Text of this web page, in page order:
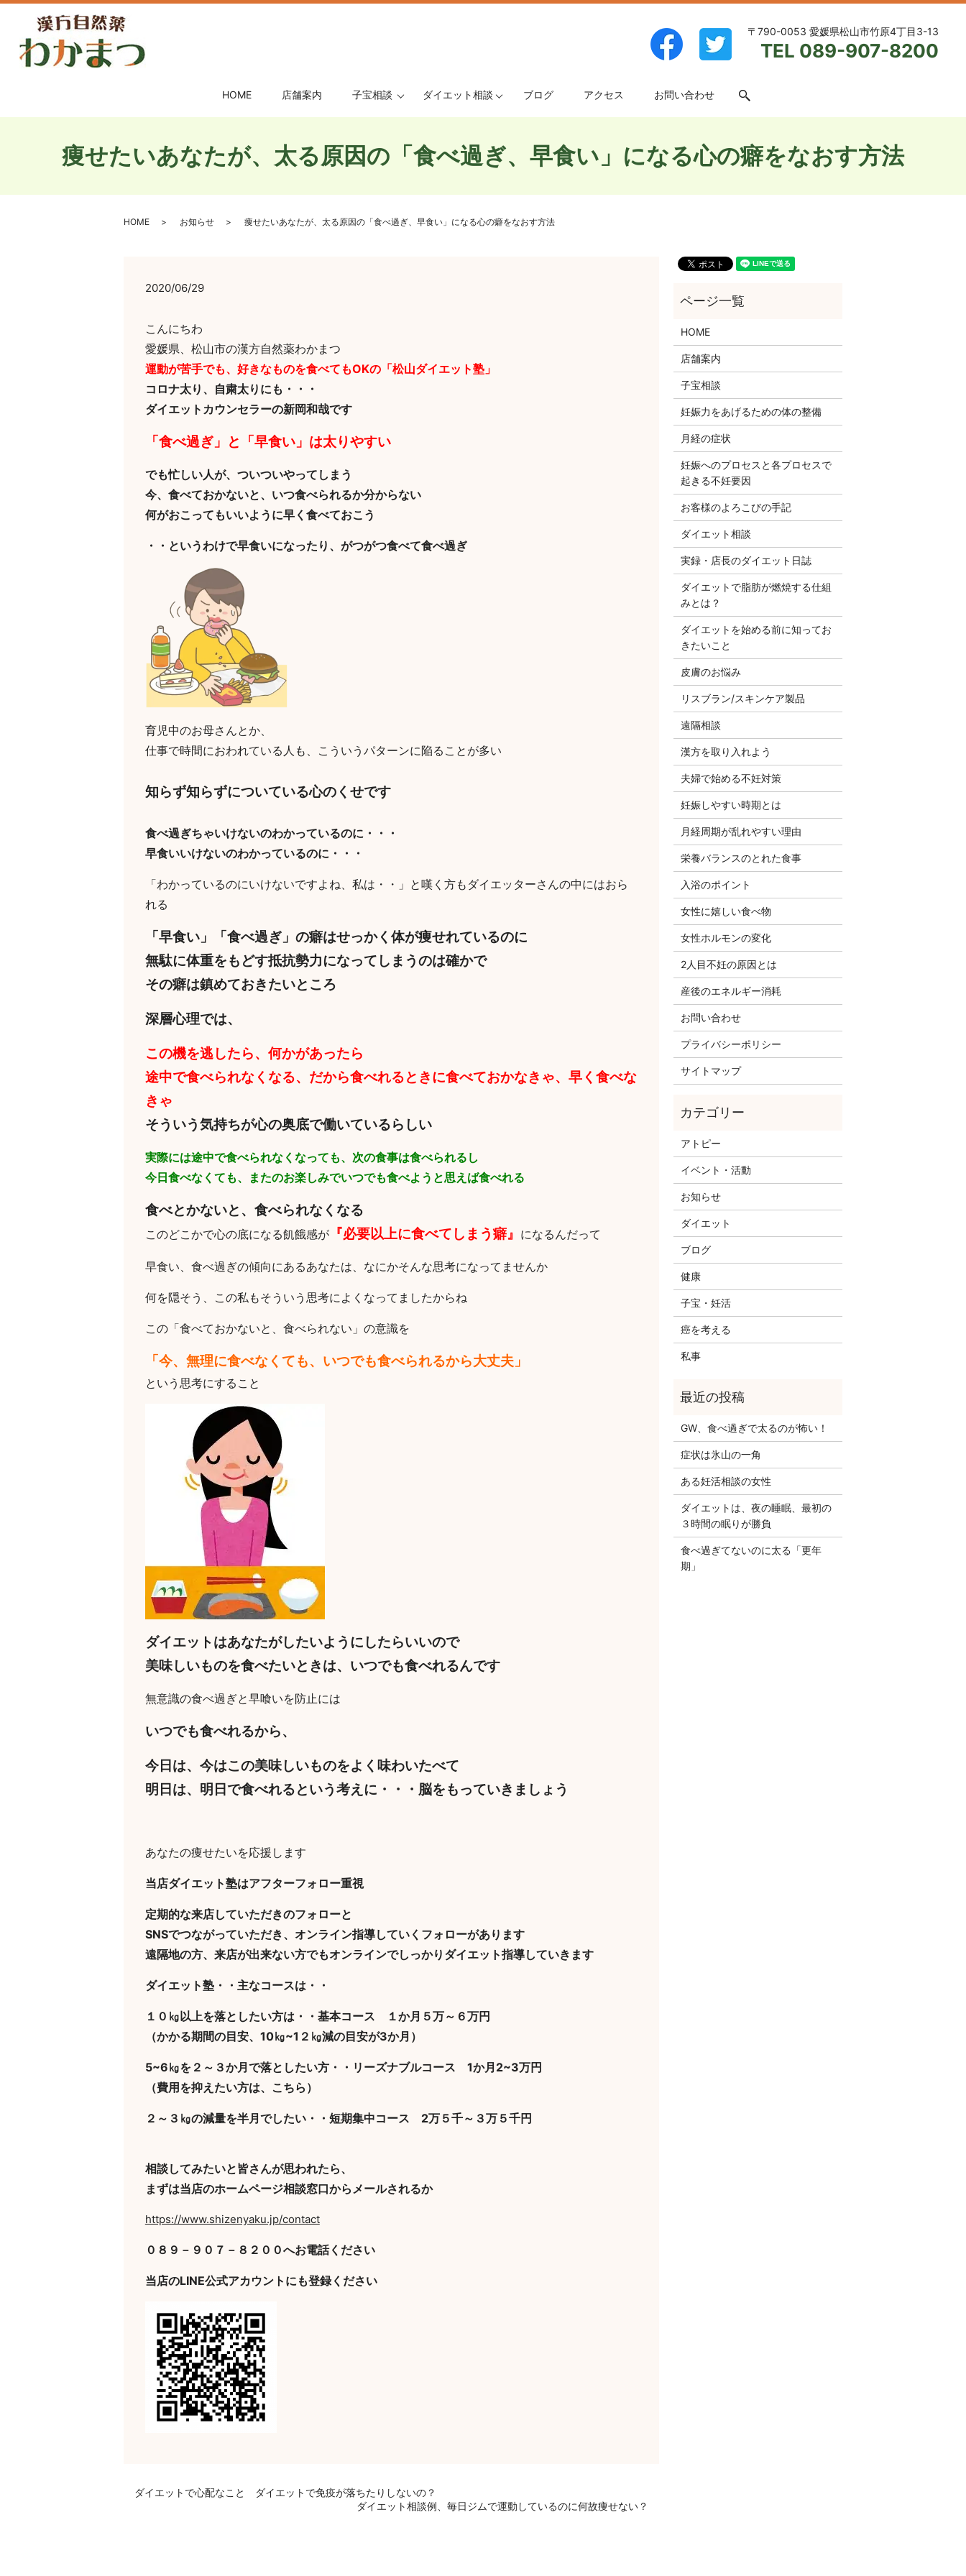
〒790-0053 愛媛県松山市竹原4丁目3-13
TEL 089-907-8200
HOME 店舗案内 子宝相談 ダイエット相談 ブログ アクセス お問い合わせ search
痩せたいあなたが、太る原因の「食べ過ぎ、早食い」になる心の癖をなおす方法
HOME お知らせ 痩せたいあなたが、太る原因の「食べ過ぎ、早食い」になる心の癖をなおす方法
2020/06/29
こんにちわ
愛媛県、松山市の漢方自然薬わかまつ
運動が苦手でも、好きなものを食べてもOKの「松山ダイエット塾」
コロナ太り、自粛太りにも・・・
ダイエットカウンセラーの新岡和哉です
「食べ過ぎ」と「早食い」は太りやすい
でも忙しい人が、ついついやってしまう
今、食べておかないと、いつ食べられるか分からない
何がおこってもいいように早く食べておこう
・・というわけで早食いになったり、がつがつ食べて食べ過ぎ
育児中のお母さんとか、
仕事で時間におわれている人も、こういうパターンに陥ることが多い
知らず知らずについている心のくせです
食べ過ぎちゃいけないのわかっているのに・・・
早食いいけないのわかっているのに・・・
「わかっているのにいけないですよね、私は・・」と嘆く方もダイエッターさんの中にはおら
れる
「早食い」「食べ過ぎ」の癖はせっかく体が痩せれているのに
無駄に体重をもどす抵抗勢力になってしまうのは確かで
その癖は鎮めておきたいところ
深層心理では、
この機を逃したら、何かがあったら
途中で食べられなくなる、だから食べれるときに食べておかなきゃ、早く食べな
きゃ
そういう気持ちが心の奥底で働いているらしい
実際には途中で食べられなくなっても、次の食事は食べられるし
今日食べなくても、またのお楽しみでいつでも食べようと思えば食べれる
食べとかないと、食べられなくなる
このどこかで心の底になる飢餓感が『必要以上に食べてしまう癖』 になるんだって
早食い、食べ過ぎの傾向にあるあなたは、なにかそんな思考になってませんか
何を隠そう、この私もそういう思考によくなってましたからね
この「食べておかないと、食べられない」の意識を
「今、無理に食べなくても、いつでも食べられるから大丈夫」
という思考にすること
ダイエットはあなたがしたいようにしたらいいので
美味しいものを食べたいときは、いつでも食べれるんです
無意識の食べ過ぎと早喰いを防止には
いつでも食べれるから、
今日は、今はこの美味しいものをよく味わいたべて
明日は、明日で食べれるという考えに・・・脳をもっていきましょう
あなたの痩せたいを応援します
当店ダイエット塾はアフターフォロー重視
定期的な来店していただきのフォローと
SNSでつながっていただき、オンライン指導していくフォローがあります
遠隔地の方、来店が出来ない方でもオンラインでしっかりダイエット指導していきます
ダイエット塾・・主なコースは・・
１０㎏以上を落としたい方は・・基本コース １か月５万～６万円
（かかる期間の目安、10㎏~1２㎏減の目安が3か月）
5~6㎏を２～３か月で落としたい方・・リーズナブルコース 1か月2~3万円
（費用を抑えたい方は、こちら）
２～３㎏の減量を半月でしたい・・短期集中コース 2万５千～３万５千円
相談してみたいと皆さんが思われたら、
まずは当店のホームページ相談窓口からメールされるか
https://www.shizenyaku.jp/contact
０８９－９０７－８２００へお電話ください
当店のLINE公式アカウントにも登録ください
ダイエットで心配なこと ダイエットで免疫が落ちたりしないの？
ダイエット相談例、毎日ジムで運動しているのに何故痩せない？
HOME
店舗案内
子宝相談
妊娠力をあげるための体の整備
月経の症状
妊娠へのプロセスと各プロセスで
起きる不妊要因
お客様のよろこびの手記
ダイエット相談
実録・店長のダイエット日誌
ダイエットで脂肪が燃焼する仕組
みとは？
ダイエットを始める前に知ってお
きたいこと
皮膚のお悩み
リスブラン/スキンケア製品
遠隔相談
漢方を取り入れよう
夫婦で始める不妊対策
妊娠しやすい時期とは
月経周期が乱れやすい理由
栄養バランスのとれた食事
入浴のポイント
女性に嬉しい食べ物
女性ホルモンの変化
2人目不妊の原因とは
産後のエネルギー消耗
お問い合わせ
プライバシーポリシー
サイトマップ
アトピー
イベント・活動
お知らせ
ダイエット
ブログ
健康
子宝・妊活
癌を考える
私事
GW、食べ過ぎで太るのが怖い！
症状は氷山の一角
ある妊活相談の女性
ダイエットは、夜の睡眠、最初の
３時間の眠りが勝負
食べ過ぎてないのに太る「更年
期」